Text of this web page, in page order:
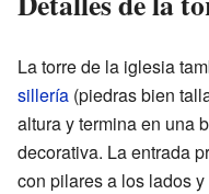
La torre de la iglesia
sillería (piedras bien
altura y termina en una
decorativa. La entrada
con pilares a los lados